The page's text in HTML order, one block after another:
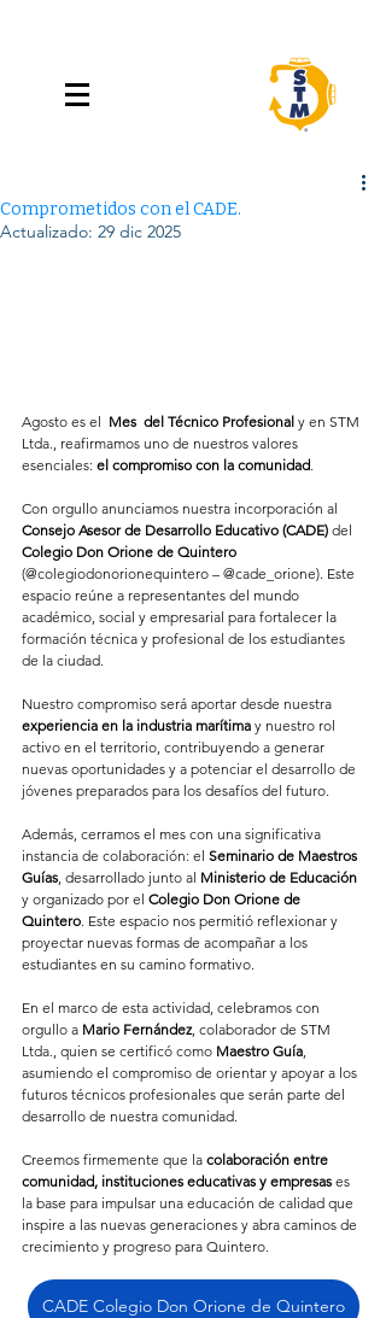
Comprometidos con el CADE.
Actualizado: 29 dic 2025
Agosto es el Mes  del Técnico Profesional y en STM
Ltda., reafirmamos uno de nuestros valores
esenciales: el compromiso con la comunidad
Con orgullo anunciamos nuestra incorporación al
Consejo Asesor de Desarrollo Educativo (CADE) del
Colegio Don Orione de Quintero
(@colegiodonorionequintero – @cade_orione). Este
espacio reúne a representantes del mundo
académico, social y empresarial para fortalecer la
formación técnica y profesional de los estudiantes
de la ciudad.
Nuestro compromiso será aportar desde nuestra
experiencia en la industria marítima y nuestro rol
activo en el territorio, contribuyendo a generar
nuevas oportunidades y a potenciar el desarrollo de
jóvenes preparados para los desafíos del futuro.
Además, cerramos el mes con una significativa
instancia de colaboración: el Seminario de Maestros
Guías , desarrollado junto al Ministerio de Educación
y organizado por el Colegio Don Orione de
Quintero . Este espacio nos permitió reflexionar y
proyectar nuevas formas de acompañar a los
estudiantes en su camino formativo.
En el marco de esta actividad, celebramos con
orgullo a Mario Fernández , colaborador de STM
Ltda., quien se certificó como Maestro Guía
asumiendo el compromiso de orientar y apoyar a los
futuros técnicos profesionales que serán parte del
desarrollo de nuestra comunidad.
Creemos firmemente que la colaboración entre
comunidad, instituciones educativas y empresas es
la base para impulsar una educación de calidad que
inspire a las nuevas generaciones y abra caminos de
crecimiento y progreso para Quintero.
CADE Colegio Don Orione de Quintero